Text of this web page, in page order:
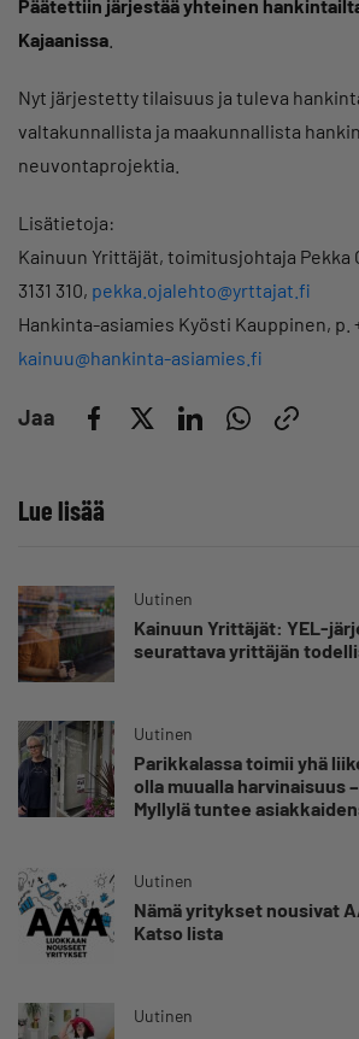
Päätettiin järjestää yhteinen hankintailta
Kajaanissa
Nyt järjestetty tilaisuus ja tuleva
valtakunnallista ja maakunnallista
neuvontaprojektia.
Lisätietoja:
Kainuun Yrittäjät, toimitusjohtaja Pekka
3131 310, pekka.ojalehto@yrttajat.fi
Hankinta-asiamies Kyösti Kauppinen, p.
kainuu@hankinta-asiamies.fi
Jaa
Lue lisää
Uutinen
Kainuun Yrittäjät: YEL-
seurattava yrittäjän
Uutinen
Parikkalassa toimii yhä
olla muualla harvinaisuus
Myllylä tuntee
Uutinen
Nämä yritykset nousivat
Katso lista
Uutinen